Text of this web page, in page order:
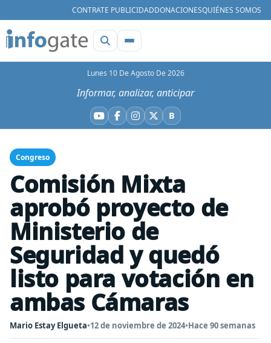
CONTRATE PUBLICIDADDONACIONESQUIÉNES SOMOS
Lunes 10 De Agosto De 2026
Informar, analizar, anticipar
YouTube
Facebook
Instagram
X BBluesky
Congreso
Comisión Mixta
aprobó proyecto de
Ministerio de
Seguridad y quedó
listo para votación en
ambas Cámaras
Mario Estay Elgueta•12 de noviembre de 2024•Hace 90 semanas